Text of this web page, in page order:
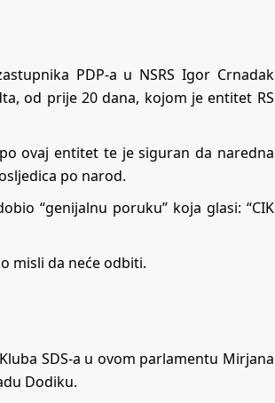
PDP-a u NSRS Igor Crnadak
od prije 20 dana, kojom je entitet RS
ovaj entitet te je siguran da naredna
po narod.
“genijalnu poruku” koja glasi: “CIK
misli da neće odbiti.
SDS-a u ovom parlamentu Mirjana
Dodiku.